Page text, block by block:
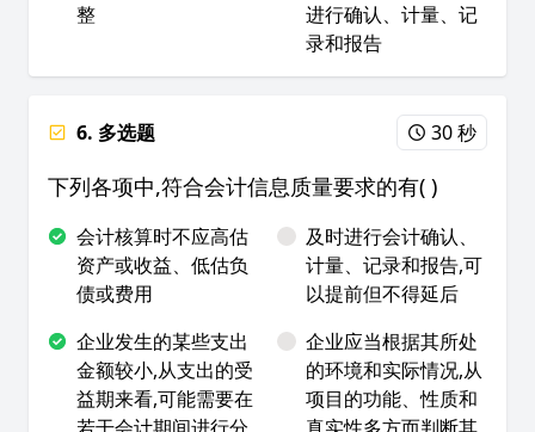
整
进行确认、计量、记
录和报告
6. 多选题 30 秒
下列各项中,符合会计信息质量要求的有( )
会计核算时不应高估
资产或收益、低估负
债或费用
及时进行会计确认、
计量、记录和报告,可
以提前但不得延后
企业发生的某些支出
金额较小,从支出的受
益期来看,可能需要在
企业应当根据其所处
的环境和实际情况,从
项目的功能、性质和